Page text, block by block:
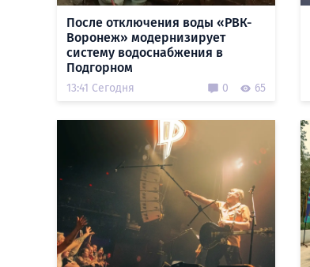
После отключения воды «РВК-
Воронеж» модернизирует
систему водоснабжения в
Подгорном
13:41 Сегодня 0 65